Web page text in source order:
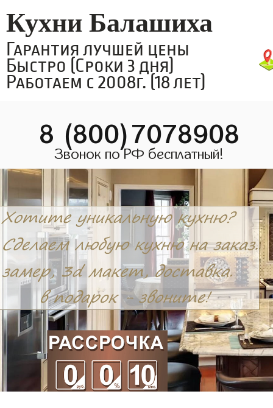
Кухни Балашиха
Гарантия лучшей цены
Быстро (Сроки 3 дня)
Работаем с 2008г. (18 лет)
8 (800)7078908
Звонок по РФ бесплатный!